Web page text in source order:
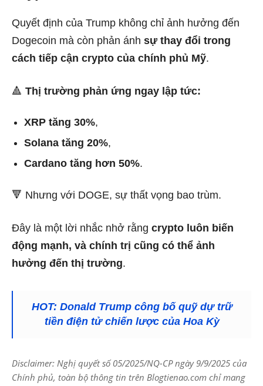
Quyết định của Trump không chỉ ảnh hưởng đến
Dogecoin mà còn phản ánh sự thay đổi trong
cách tiếp cận crypto của chính phủ Mỹ.
🔺 Thị trường phản ứng ngay lập tức:
XRP tăng 30%,
Solana tăng 20%,
Cardano tăng hơn 50%.
🔻 Nhưng với DOGE, sự thất vọng bao trùm.
Đây là một lời nhắc nhở rằng crypto luôn biến
động mạnh, và chính trị cũng có thể ảnh
hưởng đến thị trường.
HOT: Donald Trump công bố quỹ dự trữ
tiền điện tử chiến lược của Hoa Kỳ
Disclaimer: Nghị quyết số 05/2025/NQ-CP ngày 9/9/2025 của
Chính phủ, toàn bộ thông tin trên Blogtienao.com chỉ mang